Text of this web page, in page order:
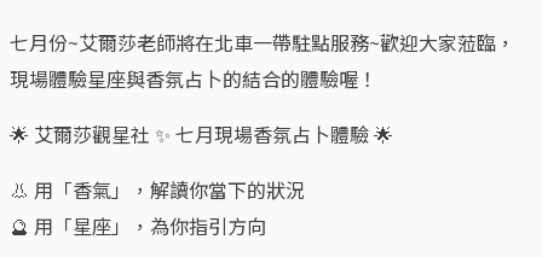
七月份~艾爾莎老師將在北車一帶駐點服務~歡迎大家蒞臨，
現場體驗星座與香氛占卜的結合的體驗喔！
🌟 艾爾莎觀星社 ✨ 七月現場香氛占卜體驗 🌟
👃 用「香氣」，解讀你當下的狀況
🔮 用「星座」，為你指引方向